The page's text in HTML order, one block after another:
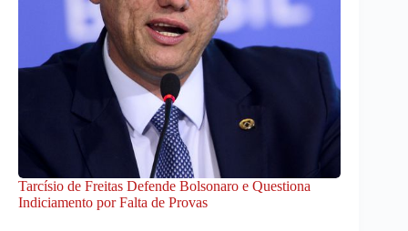
Tarcísio de Freitas Defende Bolsonaro e Questiona
Indiciamento por Falta de Provas